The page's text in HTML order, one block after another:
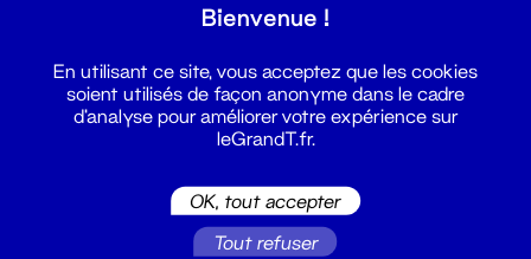
Bienvenue !
En utilisant ce site, vous acceptez que les cookies
soient utilisés de façon anonyme dans le cadre
d'analyse pour améliorer votre expérience sur
leGrandT.fr.
OK, tout accepter
Tout refuser